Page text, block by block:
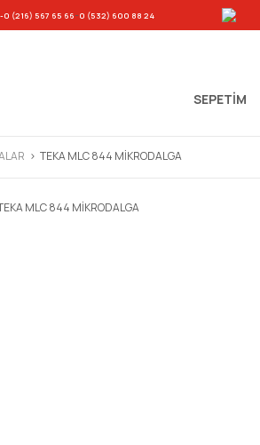
-0 (216) 567 65 66-0 (532) 600 88 24
SEPETIM
TEKA MLC 844 MİKRODALGA